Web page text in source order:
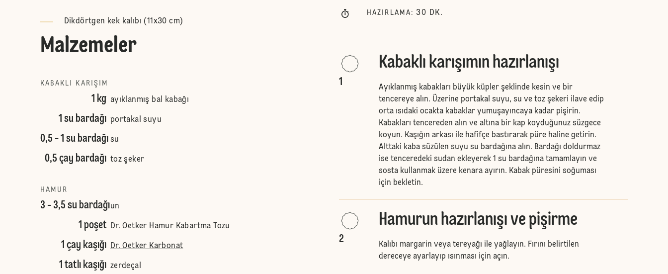
Dikdörtgen kek kalıbı (11x30 cm)
Malzemeler
KABAKLI KARIŞIM
1 kg ayıklanmış bal kabağı
1 su bardağı portakal suyu
0,5 - 1 su bardağı su
0,5 çay bardağı toz şeker
HAMUR
3 - 3,5 su bardağıun
1 poşet Dr. Oetker Hamur Kabartma Tozu
1 çay kaşığı Dr. Oetker Karbonat
1 tatlı kaşığı zerdeçal
HAZIRLAMA : 30 DK.
1
Kabaklı karışımın hazırlanışı
Ayıklanmış kabakları büyük küpler şeklinde kesin ve bir
tencereye alın. Üzerine portakal suyu, su ve toz şekeri ilave edip
orta ısıdaki ocakta kabaklar yumuşayıncaya kadar pişirin.
Kabakları tencereden alın ve altına bir kap koyduğunuz süzgece
koyun. Kaşığın arkası ile hafifçe bastırarak püre haline getirin.
Alttaki kaba süzülen suyu su bardağına alın. Bardağı doldurmaz
ise tenceredeki sudan ekleyerek 1 su bardağına tamamlayın ve
sosta kullanmak üzere kenara ayırın. Kabak püresini soğuması
için bekletin.
2
Hamurun hazırlanışı ve pişirme
Kalıbı margarin veya tereyağı ile yağlayın. Fırını belirtilen
dereceye ayarlayıp ısınması için açın.